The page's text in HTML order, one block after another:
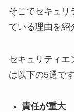
そこでセキュリ
ている理由を紹
セキュリティエ
は以下の5選です
責任が重大